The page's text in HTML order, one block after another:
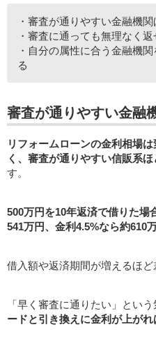
・審査が通りやすい金融機
・審査に通っても無理なく
・自分の属性に合う金融機
る
審査が通りやすい金融
リフォームローンの金利相場
く、審査が通りやすい信販系
す。
500万円を10年返済で借りた場
541万円、金利4.5%なら約610
借入額や返済期間が増えるほど
「早く審査に通りたい」とい
ードと引き換えに金利が上が